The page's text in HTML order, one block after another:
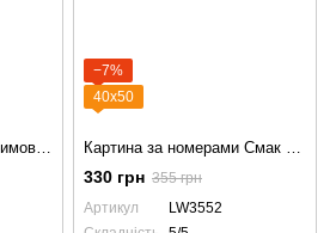
Картина за номерами Зимова подорож до мрії LW5173
−7%
40х50
Картина за номерами Смак зимового затишку. Зимовий натюрморт LW3552
330 грн 355 грн
Артикул
LW3552